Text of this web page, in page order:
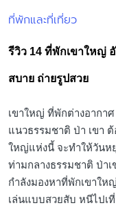
Posted
ที่พักและที่เที่ยว
รีวิว 14 ที่พักเขาใหญ่
สบาย ถ่ายรูปสวย
เขาใหญ่ ที่พักต่างอากา
แนวธรรมชาติ ป่า เขา
ใหญ่แห่งนี้ จะทำให้วัน
ท่ามกลางธรรมชาติ ป่า
กำลังมองหาที่พักเขาใ
เล่นแบบสวยสับ หนีไปเ